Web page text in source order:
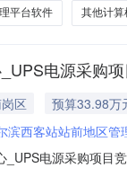
平台软件 其他计算
电源采购
区
预算33.98万
滨西客站站前地区管
电源采购项目